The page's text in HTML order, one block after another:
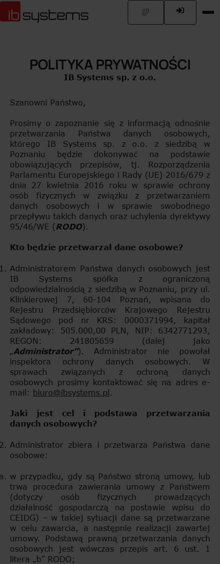
POLITYKA PRYWATNOŚCI
IB Systems sp. z o.o.
Szanowni Państwo,
Prosimy o zapoznanie się z informacją odnośnie
przetwarzania Państwa danych osobowych,
którego IB Systems sp. z o.o. z siedzibą w
Poznaniu będzie dokonywać na podstawie
obowiązujących przepisów, tj. Rozporządzenia
Parlamentu Europejskiego i Rady (UE) 2016/679 z
dnia 27 kwietnia 2016 roku w sprawie ochrony
osób fizycznych w związku z przetwarzaniem
danych osobowych i w sprawie swobodnego
przepływu takich danych oraz uchylenia dyrektywy
95/46/WE (RODO).
Kto będzie przetwarzał dane osobowe?
Administratorem Państwa danych osobowych jest
IB Systems spółka z ograniczoną
odpowiedzialnością z siedzibą w Poznaniu, przy ul.
Klinkierowej 7, 60-104 Poznań, wpisana do
Rejestru Przedsiębiorców Krajowego Rejestru
Sądowego pod nr KRS: 0000371994, kapitał
zakładowy: 505.000,00 PLN, NIP: 6342771293,
REGON: 241805659 (dalej jako
Administrator”). Administrator nie powołał
inspektora ochrony danych osobowych. W
sprawach związanych z ochroną danych
osobowych prosimy kontaktować się na adres e-
mail:
biuro@ibsystems.pl
Jaki jest cel i podstawa przetwarzania
danych osobowych?
Administrator zbiera i przetwarza Państwa dane
osobowe:
w przypadku, gdy są Państwo stroną umowy, lub
trwa procedura zawierania umowy z Państwem
(dotyczy osób fizycznych prowadzących
działalność gospodarczą na postawie wpisu do
CEIDG) – w takiej sytuacji dane są przetwarzane
w celu zawarcia, a następnie realizacji zawartej
umowy. Podstawą prawną przetwarzania danych
osobowych jest wówczas przepis art. 6 ust. 1
litera „b” RODO;